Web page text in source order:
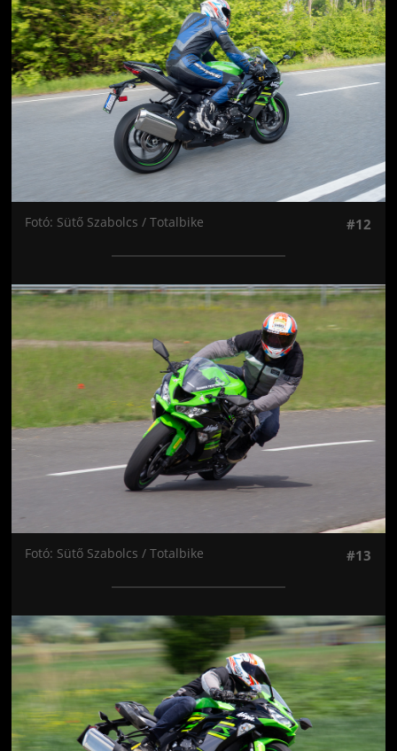
Fotó: Sütő Szabolcs / Totalbike #12
Jön még kép!
Fotó: Sütő Szabolcs / Totalbike #13
Jön még kép!